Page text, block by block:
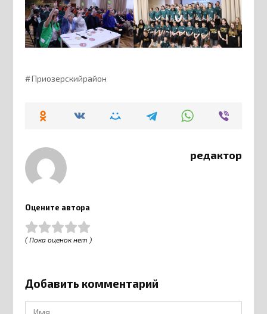
Приозерскийрайон
редактор
Оцените автора
( Пока оценок нет )
Добавить комментарий
Имя